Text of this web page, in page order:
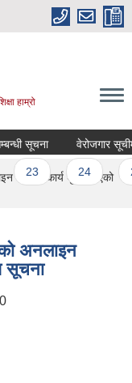
हाम्रो
सूचना वेरोजगार
23आवेदन कार्य शुरू गरिएको
अनलाइन
सूचना